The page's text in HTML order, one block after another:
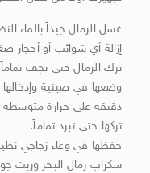
غسل الرمال جيداً بالماء
إزالة أي شوائب أو أحجار
ترك الرمال حتى تجف
دقيقة على حرارة متوسطة
تركها حتى تبرد تماماً.
حفظها في وعاء زجاجي
سكراب رمال البحر وزيت